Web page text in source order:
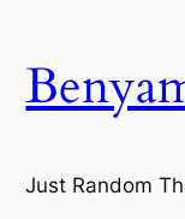
content
Just Random